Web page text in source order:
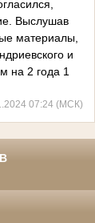
Выслушав
материалы,
и
на 2 года 1
07:24 (МСК)